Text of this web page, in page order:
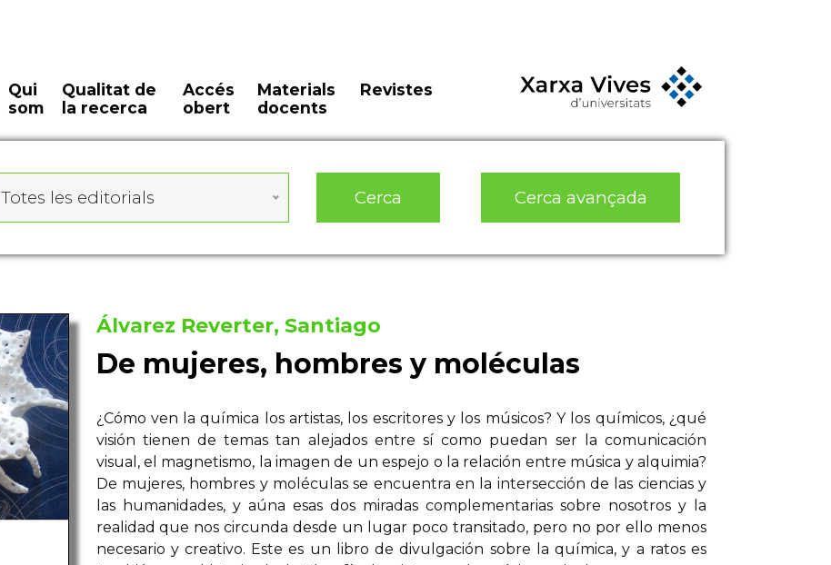
Qui
som
Qualitat de
la recerca
Accés
obert
Materials
docents
Revistes
Totes les editorials Cerca Cerca avançada
Álvarez Reverter, Santiago
De mujeres, hombres y moléculas
¿Cómo ven la química los artistas, los escritores y los músicos? Y los químicos, ¿qué
visión tienen de temas tan alejados entre sí como puedan ser la comunicación
visual, el magnetismo, la imagen de un espejo o la relación entre música y alquimia?
De mujeres, hombres y moléculas se encuentra en la intersección de las ciencias y
las humanidades, y aúna esas dos miradas complementarias sobre nosotros y la
realidad que nos circunda desde un lugar poco transitado, pero no por ello menos
necesario y creativo. Este es un libro de divulgación sobre la química, y a ratos es